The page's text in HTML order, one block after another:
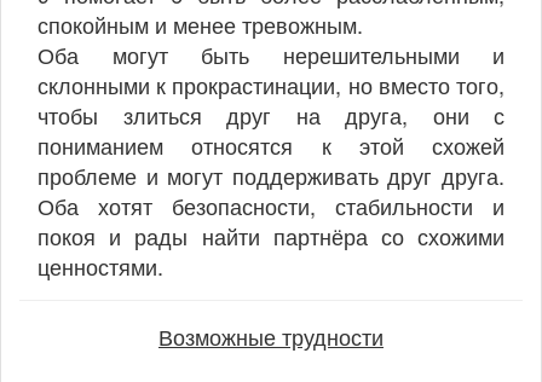
спокойным и менее тревожным.
Оба могут быть нерешительными и
склонными к прокрастинации, но вместо того,
чтобы злиться друг на друга, они с
пониманием относятся к этой схожей
проблеме и могут поддерживать друг друга.
Оба хотят безопасности, стабильности и
покоя и рады найти партнёра со схожими
ценностями.
Возможные трудности